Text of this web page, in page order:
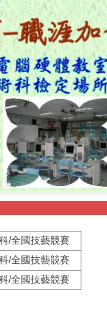
/全國技藝競賽
/全國技藝競賽
/全國技藝競賽